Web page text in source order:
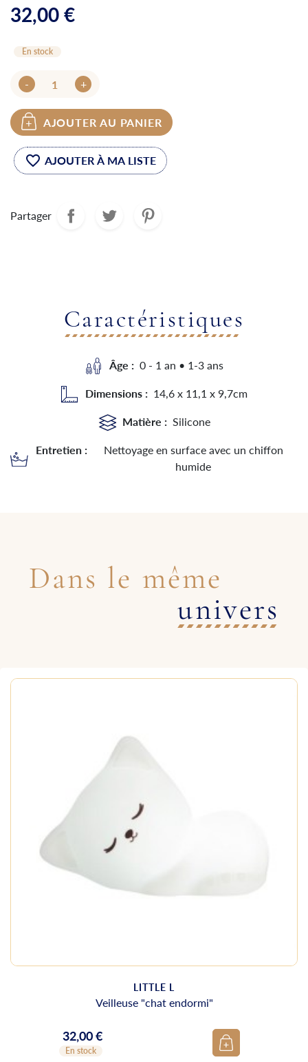
32,00 €
En stock
- +
AJOUTER AU PANIER
favorite_border
Partager
Caractéristiques
Âge : 0 - 1 an • 1-3 ans
Dimensions : 14,6 x 11,1 x 9,7cm
Matière : Silicone
Entretien :
Nettoyage en surface avec un chiffon
humide
Dans le même
univers
LITTLE L
Veilleuse "chat endormi"
Prix
32,00 €
En stock